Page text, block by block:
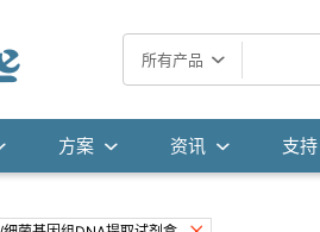
所有产品
方案 资讯 支持